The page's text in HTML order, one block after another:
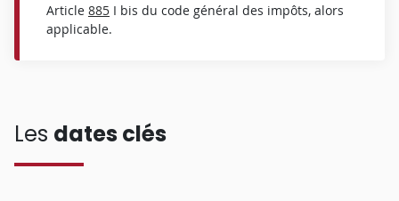
Article 885 I bis du code général des impôts, alors
applicable.
Les dates clés